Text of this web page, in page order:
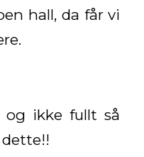
hall, da får vi
og ikke fullt så
dette!!